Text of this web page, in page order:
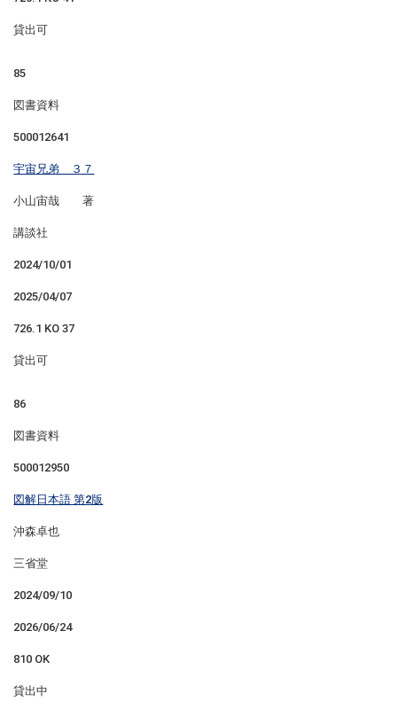
貸出可
85
図書資料
500012641
宇宙兄弟 ３７
小山宙哉 著
講談社
2024/10/01
2025/04/07
726.1 KO 37
貸出可
86
図書資料
500012950
図解日本語 第2版
沖森卓也
三省堂
2024/09/10
2026/06/24
810 OK
貸出中